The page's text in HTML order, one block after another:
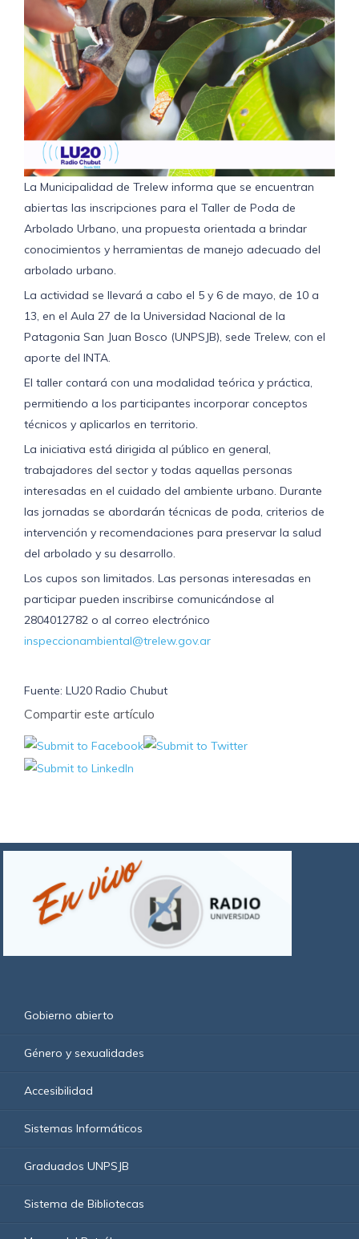
La Municipalidad de Trelew informa que se encuentran
abiertas las inscripciones para el Taller de Poda de
Arbolado Urbano, una propuesta orientada a brindar
conocimientos y herramientas de manejo adecuado del
arbolado urbano.
La actividad se llevará a cabo el 5 y 6 de mayo, de 10 a
13, en el Aula 27 de la Universidad Nacional de la
Patagonia San Juan Bosco (UNPSJB), sede Trelew, con el
aporte del INTA.
El taller contará con una modalidad teórica y práctica,
permitiendo a los participantes incorporar conceptos
técnicos y aplicarlos en territorio.
La iniciativa está dirigida al público en general,
trabajadores del sector y todas aquellas personas
interesadas en el cuidado del ambiente urbano. Durante
las jornadas se abordarán técnicas de poda, criterios de
intervención y recomendaciones para preservar la salud
del arbolado y su desarrollo.
Los cupos son limitados. Las personas interesadas en
participar pueden inscribirse comunicándose al
2804012782 o al correo electrónico
inspeccionambiental@trelew.gov.ar
Fuente: LU20 Radio Chubut
Compartir este artículo
Gobierno abierto
Género y sexualidades
Accesibilidad
Sistemas Informáticos
Graduados UNPSJB
Sistema de Bibliotecas